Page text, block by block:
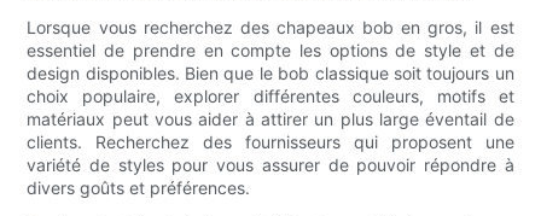
Lorsque vous recherchez des chapeaux bob en gros, il est
essentiel de prendre en compte les options de style et de
design disponibles. Bien que le bob classique soit toujours un
choix populaire, explorer différentes couleurs, motifs et
matériaux peut vous aider à attirer un plus large éventail de
clients. Recherchez des fournisseurs qui proposent une
variété de styles pour vous assurer de pouvoir répondre à
divers goûts et préférences.